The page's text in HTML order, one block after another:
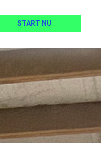
START NU